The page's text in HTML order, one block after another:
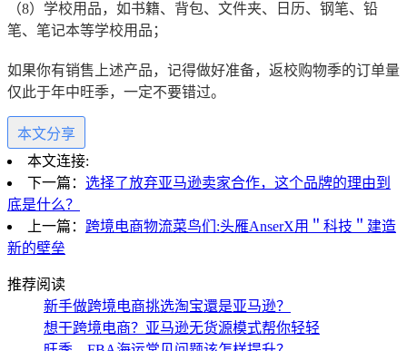
（8）学校用品，如书籍、背包、文件夹、日历、钢笔、铅
笔、笔记本等学校用品；
如果你有销售上述产品，记得做好准备，返校购物季的订单量
仅此于年中旺季，一定不要错过。
本文分享
本文连接:
下一篇： 选择了放弃亚马逊卖家合作，这个品牌的理由到
底是什么？
上一篇： 跨境电商物流菜鸟们:头雁AnserX用＂科技＂建造
新的壁垒
推荐阅读
新手做跨境电商挑选淘宝還是亚马逊？
想干跨境电商？亚马逊无货源模式帮你轻轻